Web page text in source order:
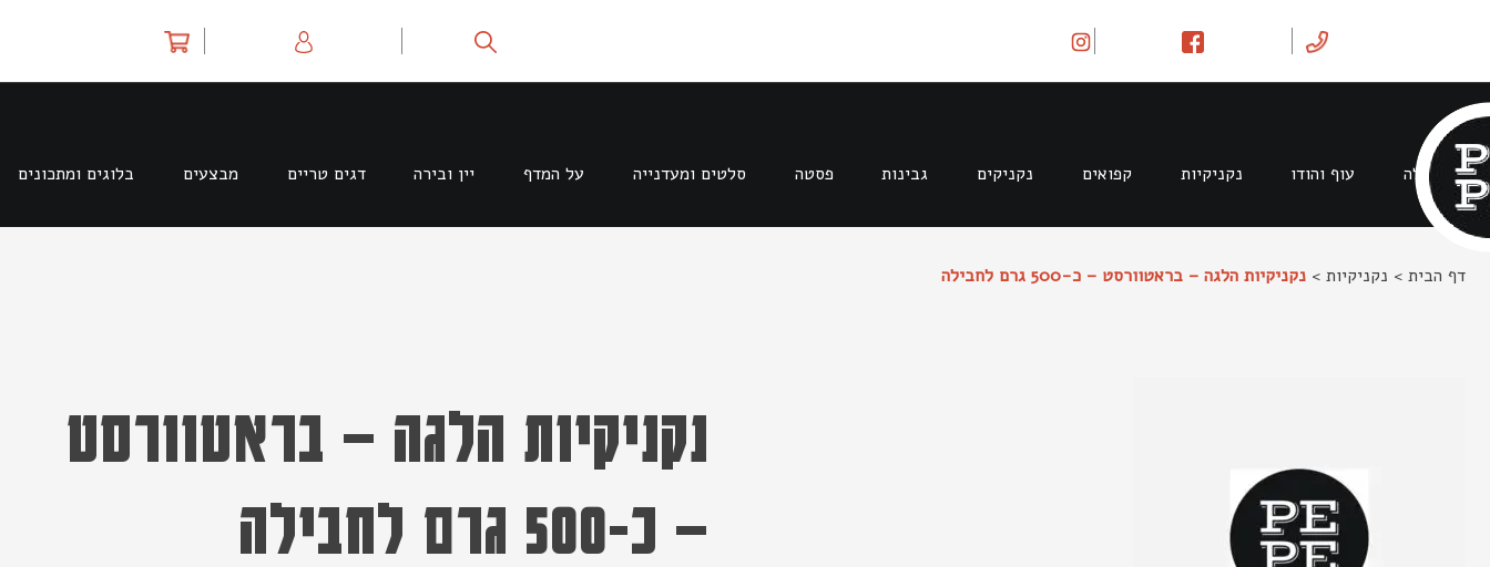
בקר וטלה עוף והודו נקניקיות קפואים נקניקים גבינות פסטה סלטים ומעדנייה על המדף יין ובירה דגים טריים מבצעים בלוגים ומתכונים
דף הבית > נקניקיות > נקניקיות הלגה – בראטוורסט – כ-500 גרם לחבילה
נקניקיות הלגה – בראטוורסט
– כ-500 גרם לחבילה